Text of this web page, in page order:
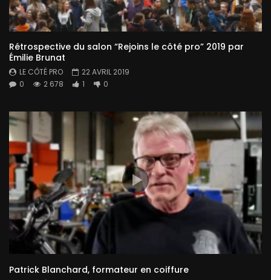
Rétrospective du salon “Rejoins le côté pro” 2019 par
Émilie Brunat
LE CÔTÉ PRO
22 AVRIL 2019
0
2 678 1 0
Patrick Blanchard, formateur en coiffure